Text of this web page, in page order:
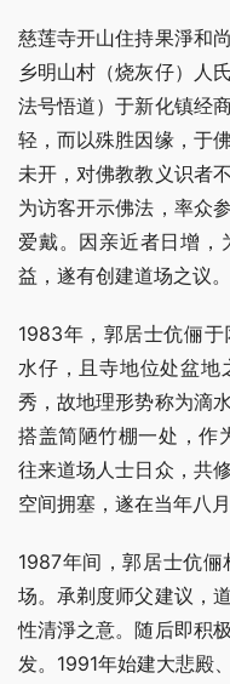
慈莲寺开山住持果淨和
乡明山村（烧灰仔）人
法号悟道）于新化镇经
轻，而以殊胜因缘，于
未开，对佛教教义识者
为访客开示佛法，率众
爱戴。因亲近者日增，
益，遂有创建道场之议。
1983年，郭居士伉俪
水仔，且寺地位处盆地
秀，故地理形势称为滴
搭盖简陋竹棚一处，作
往来道场人士日众，共
空间拥塞，遂在当年八
1987年间，郭居士伉
场。承剃度师父建议，
性清淨之意。随后即积
发。1991年始建大悲殿